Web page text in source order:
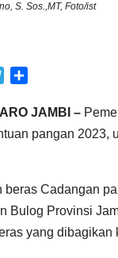
S. Sos.,MT, Foto/ist
l
e
m
a
e
JAMBI –
pangan 2023,
beras Cadangan
Bulog Provinsi
yang